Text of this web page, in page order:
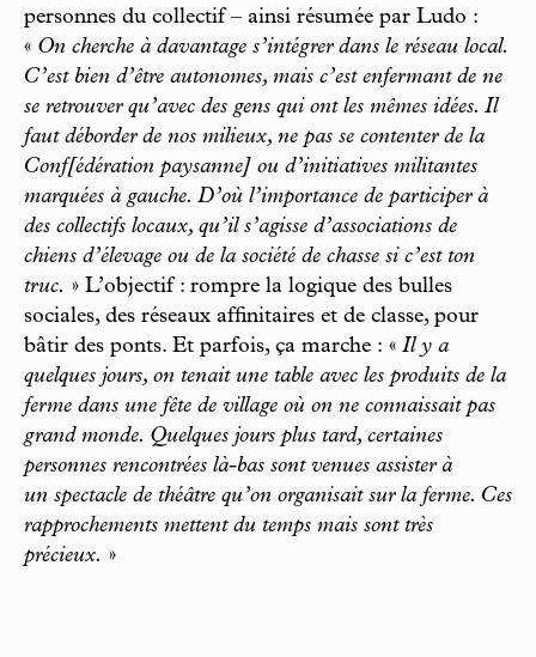
personnes du collectif – ainsi résumée par Ludo :
« On cherche à davantage s’intégrer dans le réseau local.
C’est bien d’être autonomes, mais c’est enfermant de ne
se retrouver qu’avec des gens qui ont les mêmes idées. Il
faut déborder de nos milieux, ne pas se contenter de la
Conf[édération paysanne] ou d’initiatives militantes
marquées à gauche. D’où l’importance de participer à
des collectifs locaux, qu’il s’agisse d’associations de
chiens d’élevage ou de la société de chasse si c’est ton
truc. » L’objectif : rompre la logique des bulles
sociales, des réseaux affinitaires et de classe, pour
bâtir des ponts. Et parfois, ça marche : « Il y a
quelques jours, on tenait une table avec les produits de la
ferme dans une fête de village où on ne connaissait pas
grand monde. Quelques jours plus tard, certaines
personnes rencontrées là-bas sont venues assister à
un spectacle de théâtre qu’on organisait sur la ferme. Ces
rapprochements mettent du temps mais sont très
précieux. »